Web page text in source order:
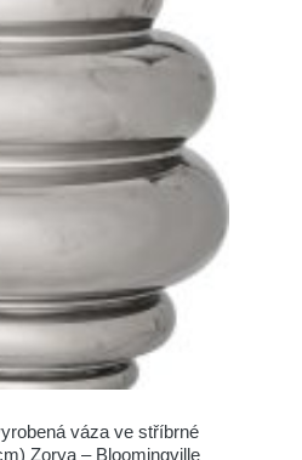
váza ve stříbrné
Zorya – Bloomingville